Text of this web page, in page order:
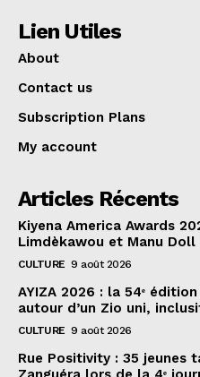
Lien Utiles
About
Contact us
Subscription Plans
My account
Articles Récents
Kiyena America Awards
Limdèkawou et Manu
CULTURE 9 août 2026
AYIZA 2026 : la 54ᵉ
autour d’un Zio uni,
CULTURE 9 août 2026
Rue Positivity : 35 jeunes